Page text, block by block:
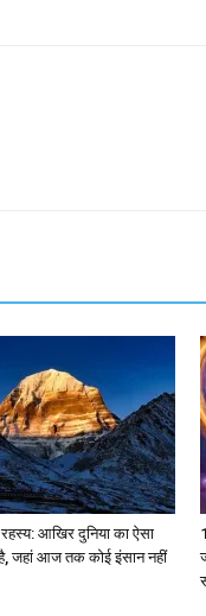
आखिर दुनिया का ऐसा
जहां आज तक कोई इंसान नहीं